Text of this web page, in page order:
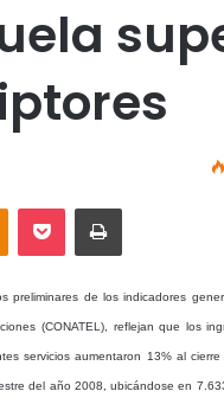
Odnoklassniki
Pocket Imprimir
preliminares de los indicadores
(CONATEL), reflejan que los
servicios aumentaron 13% al
del año 2008, ubicándose en